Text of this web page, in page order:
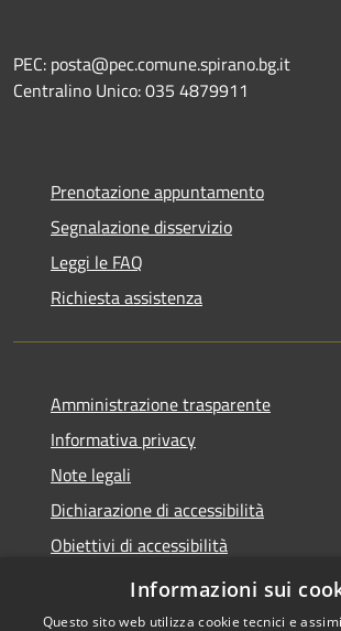
PEC: posta@pec.comune.spirano.bg.it
Centralino Unico: 035 4879911
Prenotazione appuntamento
Segnalazione disservizio
Leggi le FAQ
Richiesta assistenza
Amministrazione trasparente
Informativa privacy
Note legali
Dichiarazione di accessibilità
Obiettivi di accessibilità
WhistleblowingInformazioni sui
Questo sito web utilizza cookie tecnici e